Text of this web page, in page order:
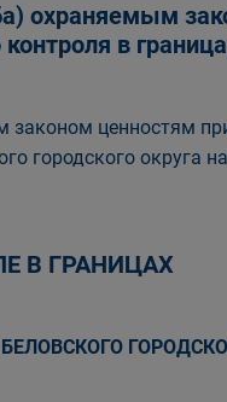
охраняемым
в
законом ценностям
городского округа
В ГРАНИЦАХ